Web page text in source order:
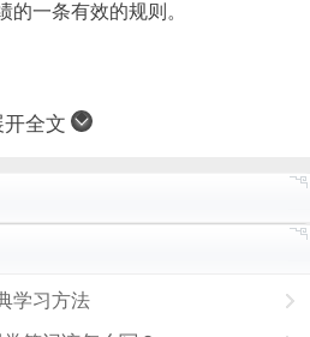
的一条有效的规则。
开全文
学习方法